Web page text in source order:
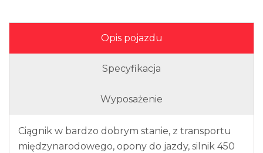
Opis pojazdu
Specyfikacja
Wyposażenie
Ciągnik w bardzo dobrym stanie, z transportu
międzynarodowego, opony do jazdy, silnik 450